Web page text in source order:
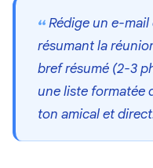
Rédige un e-
résumant la
bref résumé (2-3
une liste formatée
ton amical et